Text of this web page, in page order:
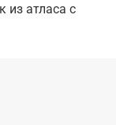
из атласа с